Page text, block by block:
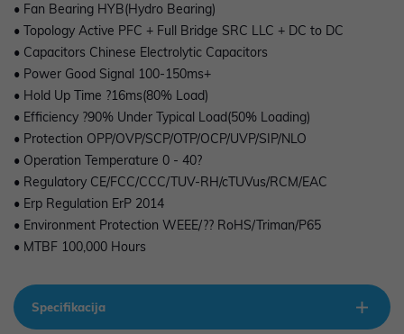
• Fan Bearing HYB(Hydro Bearing)
• Topology Active PFC + Full Bridge SRC LLC + DC to DC
• Capacitors Chinese Electrolytic Capacitors
• Power Good Signal 100-150ms+
• Hold Up Time ?16ms(80% Load)
• Efficiency ?90% Under Typical Load(50% Loading)
• Protection OPP/OVP/SCP/OTP/OCP/UVP/SIP/NLO
• Operation Temperature 0 - 40?
• Regulatory CE/FCC/CCC/TUV-RH/cTUVus/RCM/EAC
• Erp Regulation ErP 2014
• Environment Protection WEEE/?? RoHS/Triman/P65
• MTBF 100,000 Hours
Specifikacija